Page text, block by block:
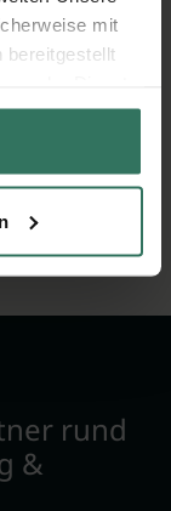
mit
bereitgestellt
rund
&